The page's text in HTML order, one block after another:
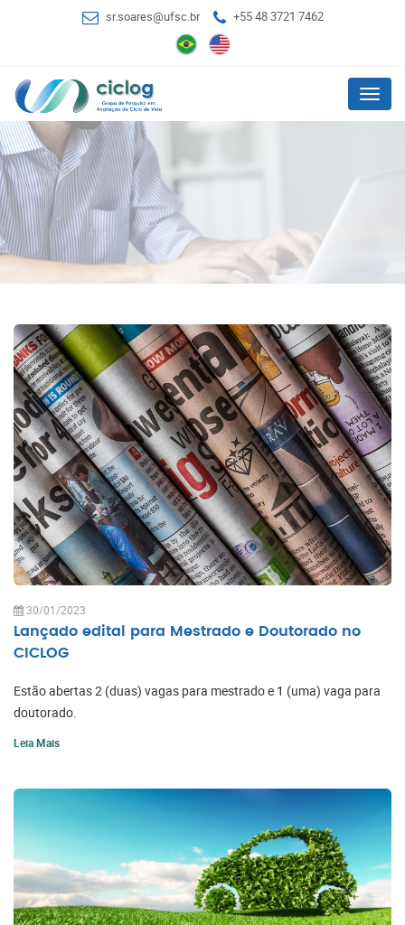
sr.soares@ufsc.br +55 48 3721 7462
Menu
30/01/2023
Lançado edital para Mestrado e Doutorado no
CICLOG
Estão abertas 2 (duas) vagas para mestrado e 1 (uma) vaga para
doutorado.
Leia Mais